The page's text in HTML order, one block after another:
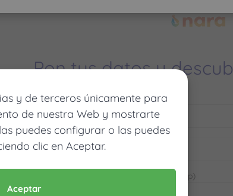
y de terceros únicamente para
de nuestra Web y mostrarte
las puedes configurar o las puedes
clic en Aceptar.
Aceptar
Pon tus datos y
dinero ahorrarías
Móvil (Enviamos resultados vía WhatsApp)